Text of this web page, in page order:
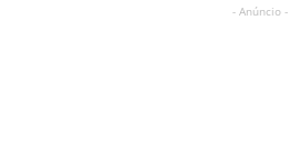
- Anúncio -